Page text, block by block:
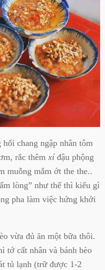
chang ngập nhân tôm
rắc thêm xíđậu phộng
muỗng mắm ớt the the..
lòng” như thế thì kiểu gì
pha làm việc hứng khởi
vừa đủ ăn một bữa thôi.
tớ cất nhân và bánh bèo
tủ lạnh (trữ được 1-2